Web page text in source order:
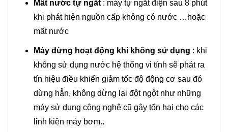
Mất nước tự ngắt : máy tự ngắt điện sau 8 phút
khi phát hiện nguồn cấp không có nước …hoặc
mất nước
Máy dừng hoạt động khi không sử dụng : khi
không sử dụng nước hệ thống vi tính sẽ phát ra
tín hiệu điều khiển giảm tốc độ động cơ sau đó
dừng hẳn, không dừng lại đột ngột như những
máy sử dụng công nghệ cũ gây tổn hại cho các
linh kiện máy bơm..